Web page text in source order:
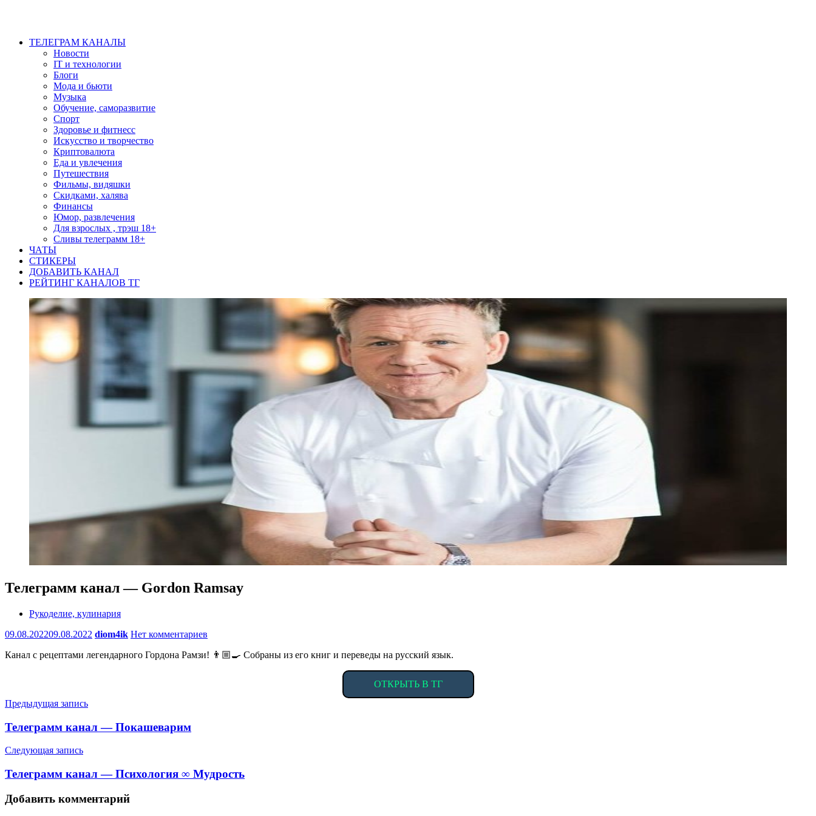
ТЕЛЕГРАМ КАНАЛЫ
Новости
IT и технологии
Блоги
Мода и бьюти
Музыка
Обучение, саморазвитие
Спорт
Здоровье и фитнесс
Искусство и творчество
Криптовалюта
Еда и увлечения
Путешествия
Фильмы, видяшки
Скидками, халява
Финансы
Юмор, развлечения
Для взрослых , трэш 18+
Сливы телеграмм 18+
ЧАТЫ
СТИКЕРЫ
ДОБАВИТЬ КАНАЛ
РЕЙТИНГ КАНАЛОВ ТГ
Телеграмм канал — Gordon Ramsay
Рукоделие, кулинария
09.08.202209.08.2022 diom4ik Нет комментариев
Канал с рецептами легендарного Гордона Рамзи! 👨🏼‍🍳 Собраны из его книг и переведы на русский язык.
ОТКРЫТЬ В ТГ
Навигация
по
записям
Предыдущая запись
Телеграмм канал — Покашеварим
Следующая запись
Телеграмм канал — Психология ∞ Мудрость
Добавить комментарий